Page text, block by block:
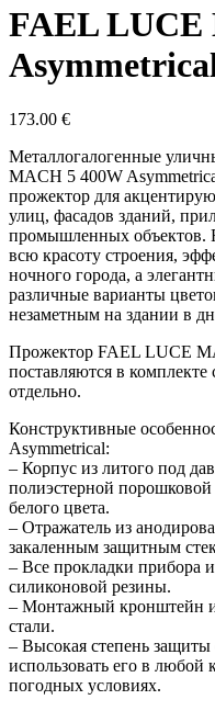
FAEL LUCE
173.00 €
Металлогалогенные
MACH 5 400W
прожектор для
улиц, фасадов зданий,
промышленных объектов.
всю красоту строения,
ночного города, а
различные варианты
незаметным на здании в
Прожектор FAEL LUCE
поставляются в
отдельно.
Конструктивные
Asymmetrical:
– Корпус из литого под
полиэстерной порошковой
белого цвета.
– Отражатель из
закаленным защитным
– Все прокладки прибора
силиконовой резины.
– Монтажный кронштейн
стали.
– Высокая степень
использовать его в
погодных условиях.